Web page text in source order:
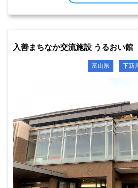
入善まちなか交流施設 うるおい館
富山県 下新